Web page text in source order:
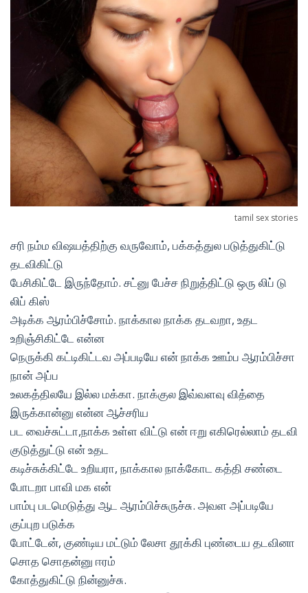
tamil sex stories
சரி நம்ம விஷயத்திற்கு வருவோம், பக்கத்துல படுத்துகிட்டு
தடவிகிட்டு
பேசிகிட்டே இருந்தோம். சட்னு பேச்ச நிறுத்திட்டு ஒரு லிப் டு
லிப் கிஸ்
அடிக்க ஆரம்பிச்சோம். நாக்கால நாக்க தடவறா, உதட
உறிஞ்சிகிட்டே என்ன
நெருக்கி கட்டிகிட்டவ அப்படியே என் நாக்க ஊம்ப ஆரம்பிச்சா
நான் அப்ப
உலகத்திலயே இல்ல மக்கா. நாக்குல இவ்வளவு வித்தை
இருக்கான்னு என்ன ஆச்சரிய
பட வைச்சுட்டா,நாக்க உள்ள விட்டு என் ஈறு எகிரெல்லாம் தடவி
குடுத்துட்டு என் உதட
கடிச்சுக்கிட்டே உறியரா, நாக்கால நாக்கோட கத்தி சண்டை
போடறா பாவி மக என்
பாம்பு படமெடுத்து ஆட ஆரம்பிச்சுருச்சு. அவள அப்படியே
குப்புற படுக்க
போட்டேன், குண்டிய மட்டும் லேசா தூக்கி புண்டைய தடவினா
சொத சொதன்னு ஈரம்
கோத்துகிட்டு நின்னுச்சு.